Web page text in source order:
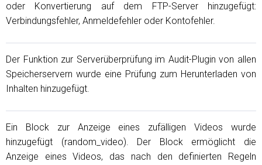
oder Konvertierung auf dem FTP-Server hinzugefügt:
Verbindungsfehler, Anmeldefehler oder Kontofehler.
Der Funktion zur Serverüberprüfung im Audit-Plugin von allen
Speicherservern wurde eine Prüfung zum Herunterladen von
Inhalten hinzugefügt.
Ein Block zur Anzeige eines zufälligen Videos wurde
hinzugefügt (random_video). Der Block ermöglicht die
Anzeige eines Videos, das nach den definierten Regeln